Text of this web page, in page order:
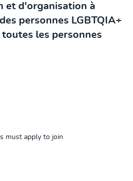
et d'organisation à
personnes LGBTQIA+
les personnes
must apply to join